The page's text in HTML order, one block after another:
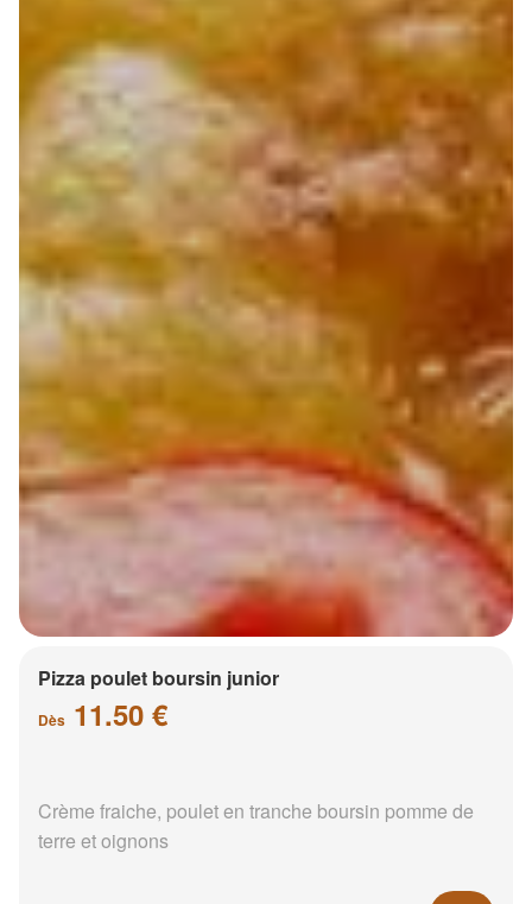
Pizza poulet boursin junior
Dès 11.50 €
Crème fraiche, poulet en tranche boursin pomme de
terre et oignons